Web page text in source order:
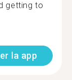
getting to
la app